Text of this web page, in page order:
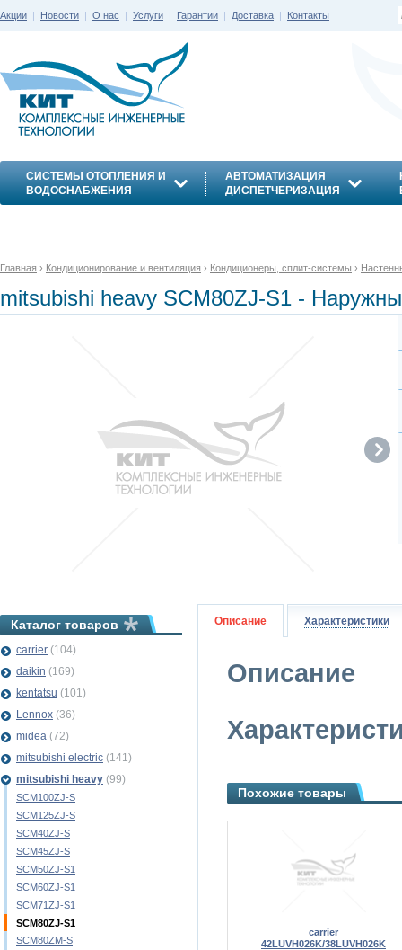
Акции | Новости | О нас | Услуги | Гарантии | Доставка | Контакты
СИСТЕМЫ ОТОПЛЕНИЯ И
ВОДОСНАБЖЕНИЯ
АВТОМАТИЗАЦИЯ
ДИСПЕТЧЕРИЗАЦИЯ
Главная › Кондиционирование и вентиляция › Кондиционеры, сплит-системы ›
mitsubishi heavy SCM80ZJ-S1 -
Описание Характеристики
Описание
Похожие товары
carrier
42LUVH026K/38LUVH026K
Каталог товаров
carrier (104)
daikin (169)
kentatsu (101)
Lennox (36)
midea (72)
mitsubishi electric (141)
mitsubishi heavy (99)
SCM100ZJ-S
SCM125ZJ-S
SCM40ZJ-S
SCM45ZJ-S
SCM50ZJ-S1
SCM60ZJ-S1
SCM71ZJ-S1
SCM80ZJ-S1
SCM80ZM-S